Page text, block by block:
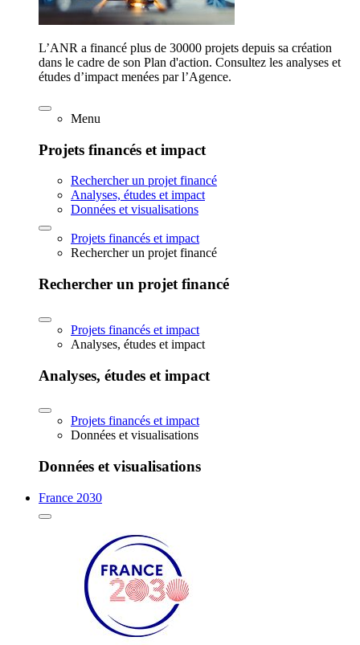
L’ANR a financé plus de 30000 projets depuis sa création
dans le cadre de son Plan d'action. Consultez les analyses et
études d’impact menées par l’Agence.
Menu
Projets financés et impact
Rechercher un projet financé
Analyses, études et impact
Données et visualisations
Projets financés et impact
Rechercher un projet financé
Rechercher un projet financé
Projets financés et impact
Analyses, études et impact
Analyses, études et impact
Projets financés et impact
Données et visualisations
Données et visualisations
France 2030